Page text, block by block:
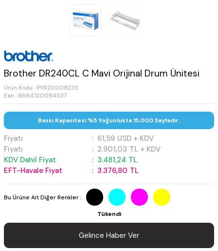
Brother DR240CL C Mavi Orijinal Drum Ünitesi
Ürün Kodu : PYRZ0008235
Ean : 8684720084537
Baskı Kapasitesi %5 Yoğunlukta 15,000 Sayfadır.
Fiyatı : 61,59 USD + KDV
Fiyatı
: 2.901,03 TL + KDV
KDV Dahil Fiyat
: 3.481,24 TL
EFT-Havale Fiyat
: 3.376,80 TL
Bu Ürüne Ait Diğer Renkler :
Tükendi
Gelince Haber Ver